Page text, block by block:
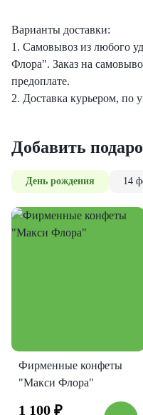
Варианты доставки:
1. Самовывоз из любого
Флора". Заказ на
предоплате.
2. Доставка курьером, по
Добавить
День рождения 14
Фирменные конфеты
"Макси Флора"
1 100 ₽